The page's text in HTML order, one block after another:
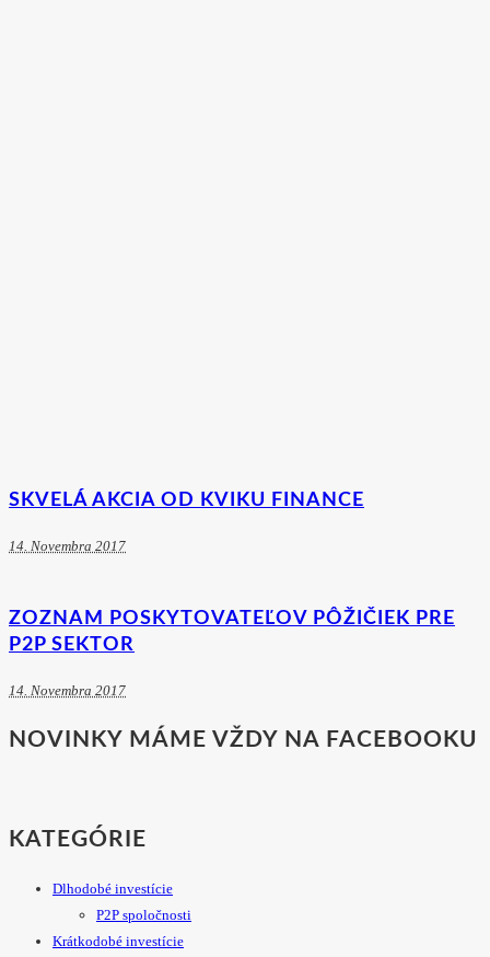
SKVELÁ AKCIA OD KVIKU FINANCE
14. Novembra 2017
ZOZNAM POSKYTOVATEĽOV PÔŽIČIEK PRE
P2P SEKTOR
14. Novembra 2017
NOVINKY MÁME VŽDY NA FACEBOOKU
KATEGÓRIE
Dlhodobé investície
P2P spoločnosti
Krátkodobé investície